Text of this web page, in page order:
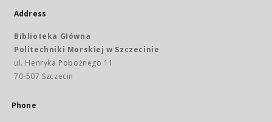
Address
Biblioteka Główna
Politechniki Morskiej w Szczecinie
ul. Henryka Pobożnego 11
70-507 Szczecin
Phone